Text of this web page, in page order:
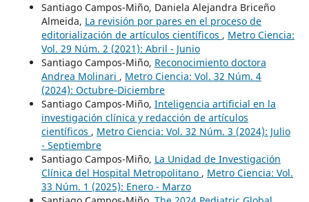
Santiago Campos-Miño, Daniela Alejandra Briceño
Almeida, La revisión por pares en el proceso de
editorialización de artículos científicos , Metro Ciencia:
Vol. 29 Núm. 2 (2021): Abril - Junio
Santiago Campos-Miño, Reconocimiento doctora
Andrea Molinari , Metro Ciencia: Vol. 32 Núm. 4
(2024): Octubre-Diciembre
Santiago Campos-Miño, Inteligencia artificial en la
investigación clínica y redacción de artículos
científicos , Metro Ciencia: Vol. 32 Núm. 3 (2024): Julio
- Septiembre
Santiago Campos-Miño, La Unidad de Investigación
Clínica del Hospital Metropolitano , Metro Ciencia: Vol.
33 Núm. 1 (2025): Enero - Marzo